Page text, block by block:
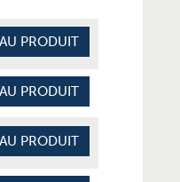
PRODUIT
PRODUIT
PRODUIT